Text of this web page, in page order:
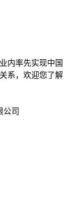
内率先实现中国
系，欢迎您了解
公司